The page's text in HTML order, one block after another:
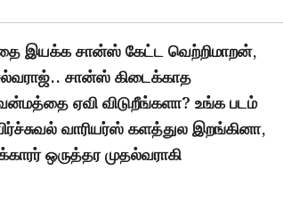
இயக்க சான்ஸ் கேட்ட வெற்றிமாறன்,
சான்ஸ் கிடைக்காத
ஏவி விடுறீங்களா? உங்க படம்
வாரியர்ஸ் களத்துல இறங்கினா,
ஒருத்தர முதல்வராகி